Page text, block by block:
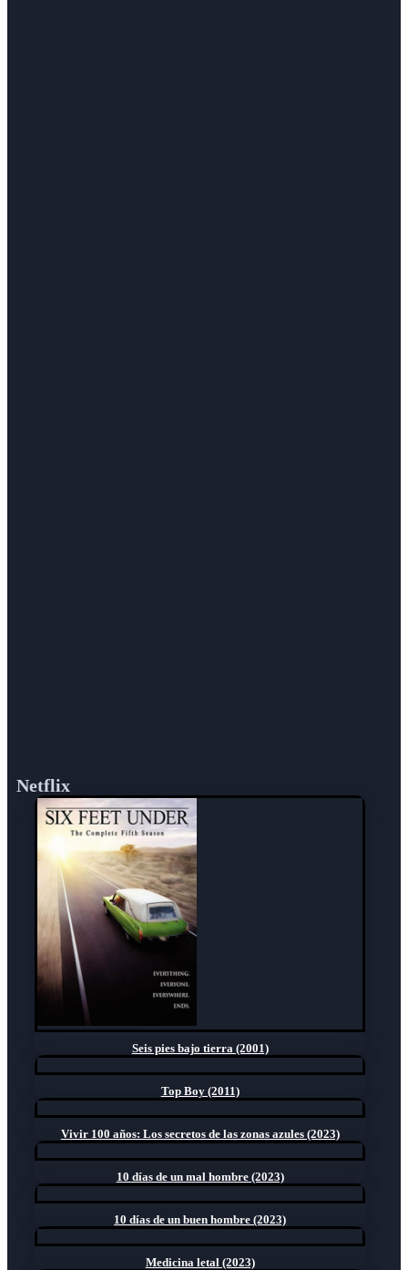
Netflix
Seis pies bajo tierra (2001)
Top Boy (2011)
Vivir 100 años: Los secretos de las zonas azules (2023)
10 días de un mal hombre (2023)
10 días de un buen hombre (2023)
Medicina letal (2023)